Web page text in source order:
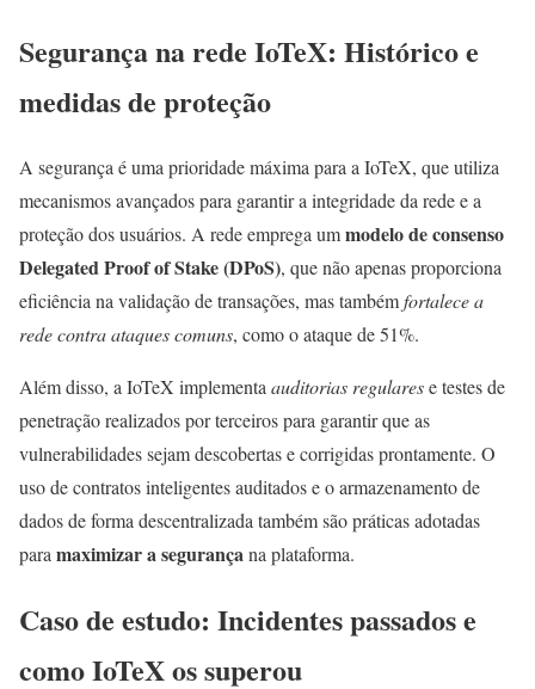
Segurança na rede IoTeX: Histórico e
medidas de proteção
A segurança é uma prioridade máxima para a IoTeX, que utiliza
mecanismos avançados para garantir a integridade da rede e a
proteção dos usuários. A rede emprega ummodelo de consenso
Delegated Proof of Stake (DPoS), que não apenas proporciona
eficiência na validação de transações, mas tambémfortalece a
rede contra ataques comuns, como o ataque de 51%.
Além disso, a IoTeX implementa auditorias regularese testes de
penetração realizados por terceiros para garantir que as
vulnerabilidades sejam descobertas e corrigidas prontamente. O
uso de contratos inteligentes auditados e o armazenamento de
dados de forma descentralizada também são práticas adotadas
para maximizar a segurançana plataforma.
Caso de estudo: Incidentes passados e
como IoTeX os superou